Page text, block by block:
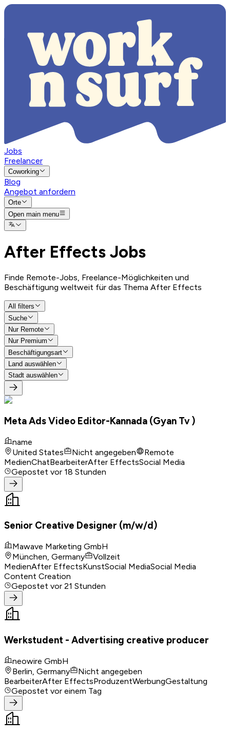
Jobs
Freelancer
Coworking
Blog
Angebot anfordern
Orte
Open main menu
After Effects Jobs
Finde Remote-Jobs, Freelance-Möglichkeiten und
Beschäftigung weltweit für das Thema After Effects
All filters
Suche
Nur Remote
Nur Premium
Beschäftigungsart
Land auswählen
Stadt auswählen
Meta Ads Video Editor-Kannada (Gyan Tv )
name
United States
Nicht angegeben
Remote
MedienChatBearbeiterAfter EffectsSocial Media
Gepostet vor 18 Stunden
Senior Creative Designer (m/w/d)
Mawave Marketing GmbH
München, Germany
Vollzeit
MedienAfter EffectsKunstSocial MediaSocial Media
Content Creation
Gepostet vor 21 Stunden
Werkstudent - Advertising creative producer
neowire GmbH
Berlin, Germany
Nicht angegeben
BearbeiterAfter EffectsProduzentWerbungGestaltung
Gepostet vor einem Tag